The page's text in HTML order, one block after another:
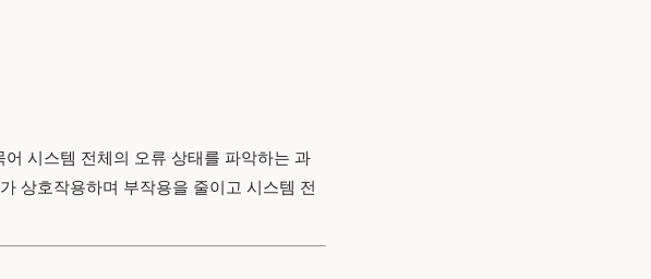
시스템 전체의 오류 상태를 파악하는 과
상호작용하며 부작용을 줄이고 시스템 전